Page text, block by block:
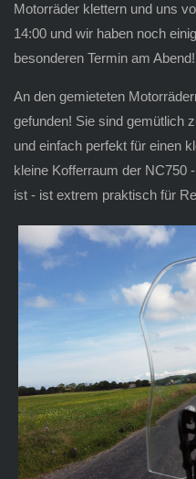
Motorräder klettern und uns
14:00 und wir haben noch
besonderen Termin am Abend!
An den gemieteten
gefunden! Sie sind gemütlich
und einfach perfekt für einen
kleine Kofferraum der NC750
ist - ist extrem praktisch für